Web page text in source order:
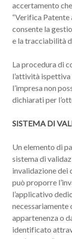
accertamento
“Verifica
consente la
e la tracciabilità
La procedura di
l’attività
l’impresa non
dichiarati per
SISTEMA DI
Un elemento di
sistema di
invalidazione dei
può proporre
l’applicativo
appartenenza o
identificato